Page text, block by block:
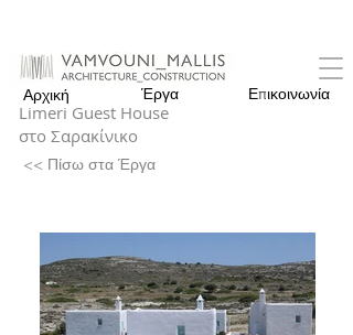
Limeri Guest House
στο Σαρακίνικο
Αρχική Έργα Επικοινωνία
<< Πίσω στα Έργα